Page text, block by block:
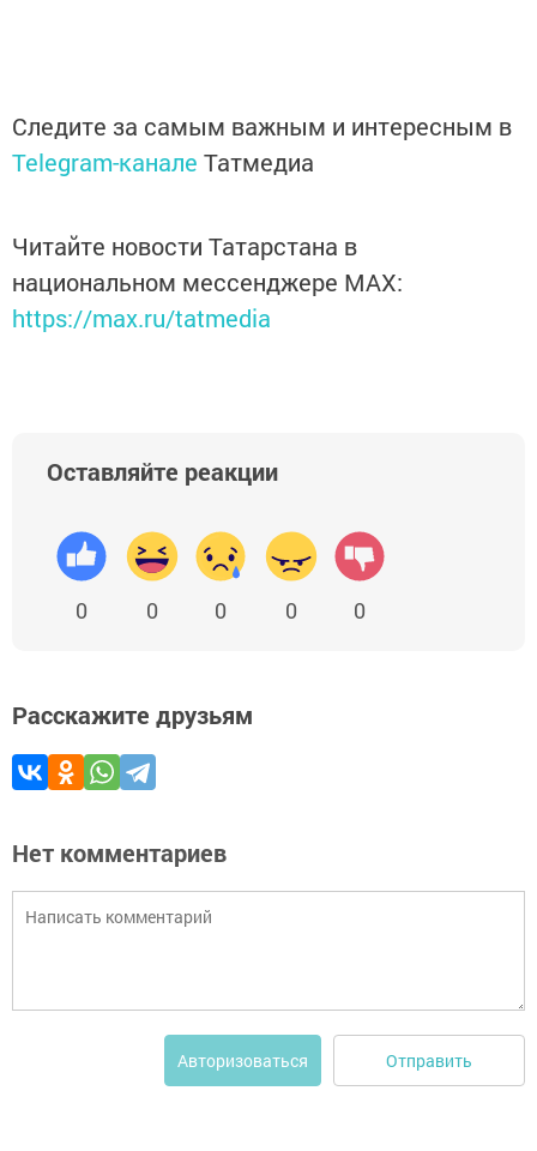
Следите за самым важным и интересным в
Telegram-канале Татмедиа
Читайте новости Татарстана в
национальном мессенджере MАХ:
https://max.ru/tatmedia
Оставляйте реакции
0 0 0 0 0
Расскажите друзьям
Нет комментариев
Авторизоваться Отправить